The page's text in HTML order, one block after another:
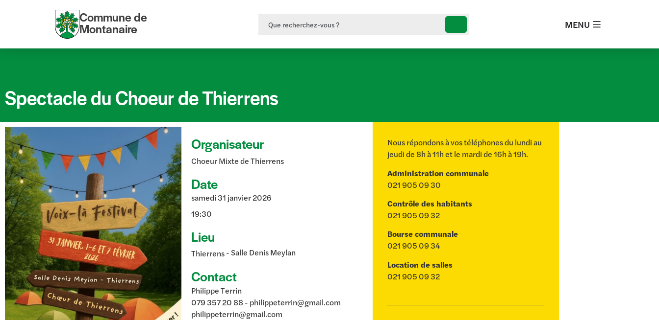
Commune de
Montanaire MENU
Spectacle du Choeur de Thierrens
Organisateur
Choeur Mixte de Thierrens
Date
samedi 31 janvier 2026
19:30
Lieu
Thierrens- Salle Denis Meylan
Contact
Philippe Terrin
079 357 20 88 - philippeterrin@gmail.com
philippeterrin@gmail.com
Nous répondons à vos téléphones du lundi au
jeudi de 8h à 11h et le mardi de 16h à 19h.
Administration communale
021 905 09 30
Contrôle des habitants
021 905 09 32
Bourse communale
021 905 09 34
Location de salles
021 905 09 32